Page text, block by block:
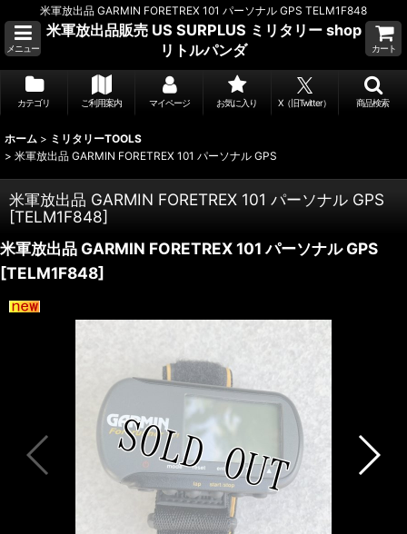
米軍放出品 GARMIN FORETREX 101 パーソナル GPS TELM1F848
メニュー
米軍放出品販売 US SURPLUS ミリタリー shop
リトルパンダ
カート
カテゴリ ご利用案内 マイページ お気に入り X（旧Twitter） 商品検索
ホーム > ミリタリーTOOLS
> 米軍放出品 GARMIN FORETREX 101 パーソナル GPS
米軍放出品 GARMIN FORETREX 101 パーソナル GPS
[TELM1F848]
米軍放出品 GARMIN FORETREX 101 パーソナル GPS
[TELM1F848]